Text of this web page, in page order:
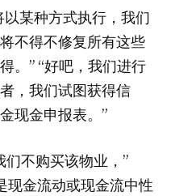
某种方式执行，我们
不得不修复所有这些
。” “好吧，我们进行
，我们试图获得信
现金申报表。”
不购买该物业，”
现金流动或现金流中性